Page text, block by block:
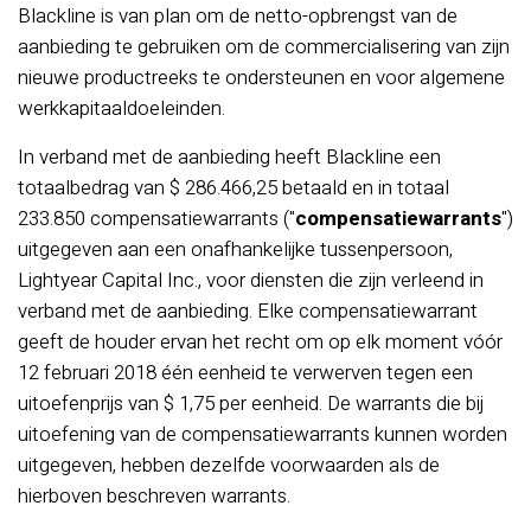
Blackline is van plan om de netto-opbrengst van de
aanbieding te gebruiken om de commercialisering van zijn
nieuwe productreeks te ondersteunen en voor algemene
werkkapitaaldoeleinden.
In verband met de aanbieding heeft Blackline een
totaalbedrag van $ 286.466,25 betaald en in totaal
233.850 compensatiewarrants ("compensatiewarrants")
uitgegeven aan een onafhankelijke tussenpersoon,
Lightyear Capital Inc., voor diensten die zijn verleend in
verband met de aanbieding. Elke compensatiewarrant
geeft de houder ervan het recht om op elk moment vóór
12 februari 2018 één eenheid te verwerven tegen een
uitoefenprijs van $ 1,75 per eenheid. De warrants die bij
uitoefening van de compensatiewarrants kunnen worden
uitgegeven, hebben dezelfde voorwaarden als de
hierboven beschreven warrants.